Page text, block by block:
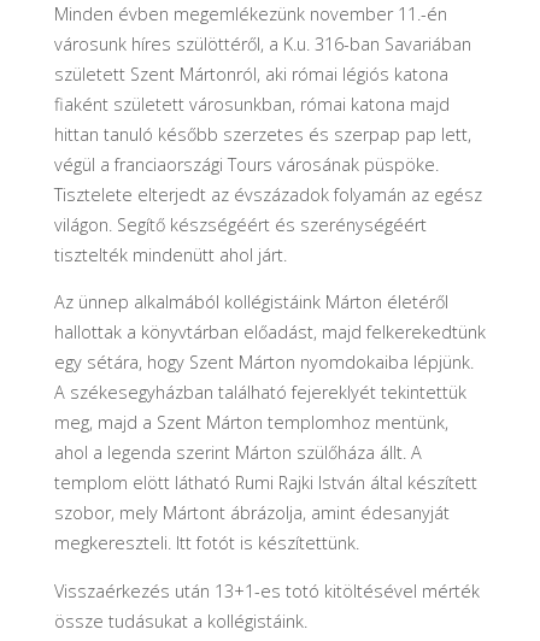
Minden évben megemlékezünk november 11.-én
városunk híres szülöttéről, a K.u. 316-ban Savariában
született Szent Mártonról, aki római légiós katona
fiaként született városunkban, római katona majd
hittan tanuló később szerzetes és szerpap pap lett,
végül a franciaországi Tours városának püspöke.
Tisztelete elterjedt az évszázadok folyamán az egész
világon. Segítő készségéért és szerénységéért
tisztelték mindenütt ahol járt.
Az ünnep alkalmából kollégistáink Márton életéről
hallottak a könyvtárban előadást, majd felkerekedtünk
egy sétára, hogy Szent Márton nyomdokaiba lépjünk.
A székesegyházban található fejereklyét tekintettük
meg, majd a Szent Márton templomhoz mentünk,
ahol a legenda szerint Márton szülőháza állt. A
templom elött látható Rumi Rajki István által készített
szobor, mely Mártont ábrázolja, amint édesanyját
megkereszteli. Itt fotót is készítettünk.
Visszaérkezés után 13+1-es totó kitöltésével mérték
össze tudásukat a kollégistáink.